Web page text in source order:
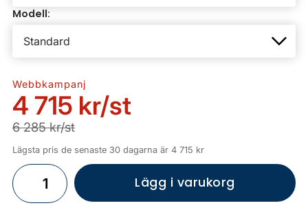
Modell:
Webbkampanj
4 715 kr/st
6 285 kr/st
Lägsta pris de senaste 30 dagarna är 4 715 kr
Lägg i varukorg